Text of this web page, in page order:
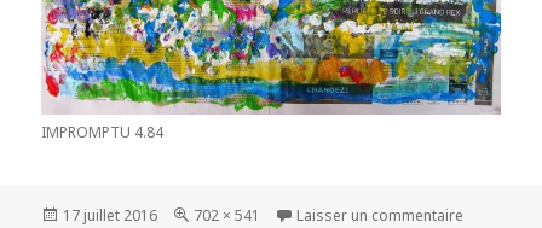
IMPROMPTU 4.84
Publié
17 juillet 2016
Taille
702 × 541 Laisser un commentaire